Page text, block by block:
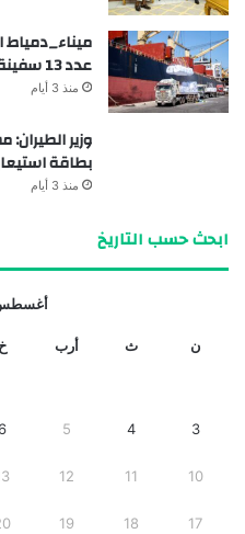
عدد 13 سفينة .. بينما غادر 12 سفينة
منذ 3 أيام
بطاقة استيعابية تصل
منذ 3 أيام
ابحث حسب التاريخ
أغسطس
ن ث أرب خ
3
4
5
10
11
12
17
18
19